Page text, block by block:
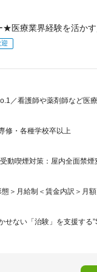
★医療業界経験を活か
／看護師や薬剤師など医
修・各種学校卒以上
動喫煙対策：屋内全面禁
＞月給制＜賃金内訳＞月
せない「治験」を支援す